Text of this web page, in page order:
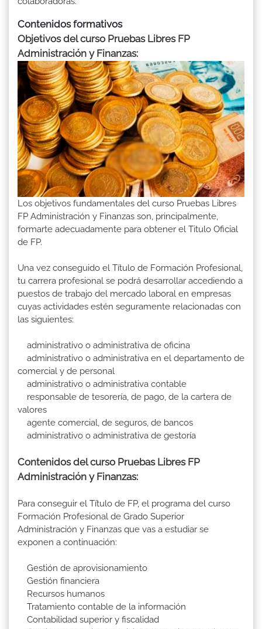
Contenidos formativos
Objetivos del curso Pruebas Libres FP
Administración y Finanzas:
Los objetivos fundamentales del curso Pruebas Libres
FP Administración y Finanzas son, principalmente,
formarte adecuadamente para obtener el Titulo Oficial
de FP.
Una vez conseguido el Título de Formación Profesional,
tu carrera profesional se podrá desarrollar accediendo a
puestos de trabajo del mercado laboral en empresas
cuyas actividades estén seguramente relacionadas con
las siguientes:
administrativo o administrativa de oficina
administrativo o administrativa en el departamento de
comercial y de personal
administrativo o administrativa contable
responsable de tesorería, de pago, de la cartera de
valores
agente comercial, de seguros, de bancos
administrativo o administrativa de gestoría
Contenidos del curso Pruebas Libres FP
Administración y Finanzas:
Para conseguir el Título de FP, el programa del curso
Formación Profesional de Grado Superior
Administración y Finanzas que vas a estudiar se
exponen a continuación:
Gestión de aprovisionamiento
Gestión financiera
Recursos humanos
Tratamiento contable de la información
Contabilidad superior y fiscalidad